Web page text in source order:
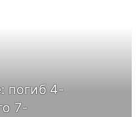
погиб 4-
7-